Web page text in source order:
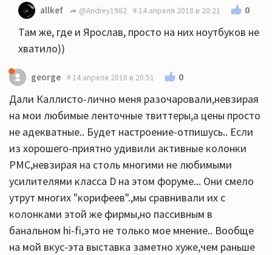
allkef @Andrey1982 14 апреля 2018 в 20:21 0
Там же, где и Ярослав, просто на них ноутбуков не
хватило))
george 14 апреля 2018 в 20:51 0
Дали Каллисто-лично меня разочаровали,невзирая
на мои любимые ленточные твиттеры,а цены просто
не адекватные.. Будет настроение-отпишусь.. Если
из хорошего-приятно удивили активные колонки
PMC,невзирая на столь многими не любимыми
усилителями класса D на этом форуме... Они смело
утрут многих "корифеев".,мы сравнивали их с
колонками этой же фирмы,но пассивным в
банальном hi-fi,это не только мое мнение.. Вообще
на мой вкус-эта выставка заметно хуже,чем раньше